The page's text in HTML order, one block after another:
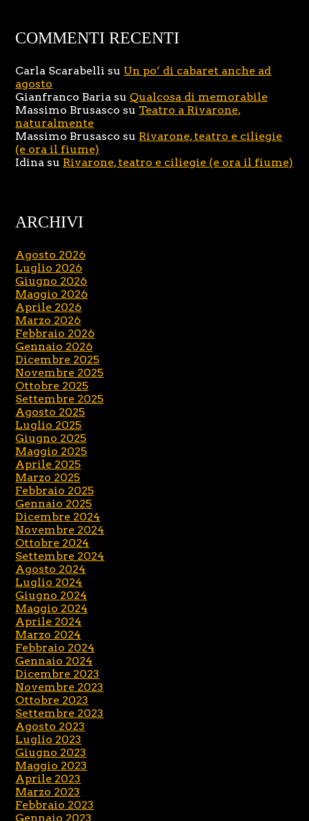
COMMENTI RECENTI
Carla Scarabelli su Un po’ di cabaret anche ad
agosto
Gianfranco Baria su Qualcosa di memorabile
Massimo Brusasco su Teatro a Rivarone,
naturalmente
Massimo Brusasco su Rivarone, teatro e ciliegie
(e ora il fiume)
Idina su Rivarone, teatro e ciliegie (e ora il fiume)
ARCHIVI
Agosto 2026
Luglio 2026
Giugno 2026
Maggio 2026
Aprile 2026
Marzo 2026
Febbraio 2026
Gennaio 2026
Dicembre 2025
Novembre 2025
Ottobre 2025
Settembre 2025
Agosto 2025
Luglio 2025
Giugno 2025
Maggio 2025
Aprile 2025
Marzo 2025
Febbraio 2025
Gennaio 2025
Dicembre 2024
Novembre 2024
Ottobre 2024
Settembre 2024
Agosto 2024
Luglio 2024
Giugno 2024
Maggio 2024
Aprile 2024
Marzo 2024
Febbraio 2024
Gennaio 2024
Dicembre 2023
Novembre 2023
Ottobre 2023
Settembre 2023
Agosto 2023
Luglio 2023
Giugno 2023
Maggio 2023
Aprile 2023
Marzo 2023
Febbraio 2023
Gennaio 2023